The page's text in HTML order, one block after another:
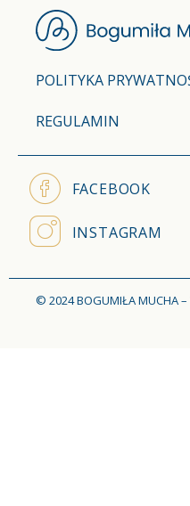
POLITYKA
REGULAMIN
FACEBOOK
INSTAGRAM
© 2024 BOGUMIŁA MUCHA –